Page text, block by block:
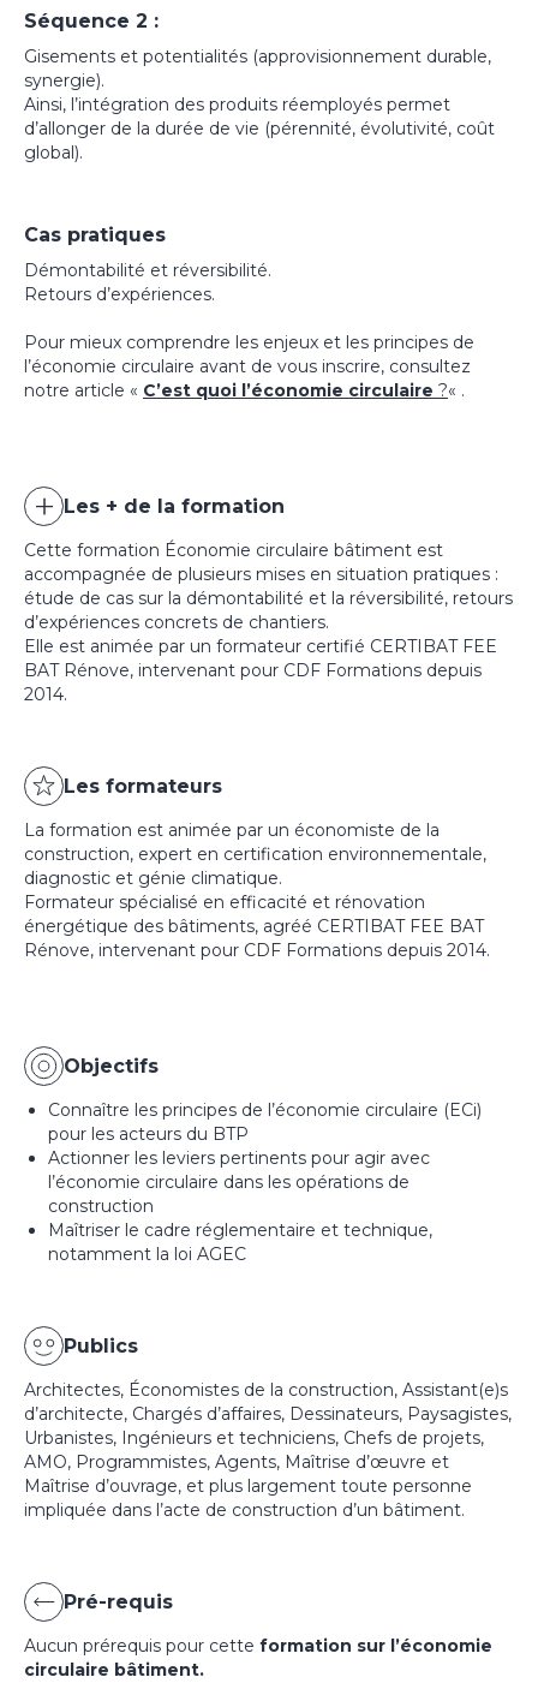
Séquence 2 :
Gisements et potentialités (approvisionnement durable,
synergie).
Ainsi, l’intégration des produits réemployés permet
d’allonger de la durée de vie (pérennité, évolutivité, coût
global).
Cas pratiques
Démontabilité et réversibilité.
Retours d’expériences.
Pour mieux comprendre les enjeux et les principes de
l’économie circulaire avant de vous inscrire, consultez
notre article « C’est quoi l’économie circulaire ?« .
Les + de la formation
Cette formation Économie circulaire bâtiment est
accompagnée de plusieurs mises en situation pratiques :
étude de cas sur la démontabilité et la réversibilité, retours
d’expériences concrets de chantiers.
Elle est animée par un formateur certifié CERTIBAT FEE
BAT Rénove, intervenant pour CDF Formations depuis
2014.
Les formateurs
La formation est animée par un économiste de la
construction, expert en certification environnementale,
diagnostic et génie climatique.
Formateur spécialisé en efficacité et rénovation
énergétique des bâtiments, agréé CERTIBAT FEE BAT
Rénove, intervenant pour CDF Formations depuis 2014.
Objectifs
Connaître les principes de l’économie circulaire (ECi)
pour les acteurs du BTP
Actionner les leviers pertinents pour agir avec
l’économie circulaire dans les opérations de
construction
Maîtriser le cadre réglementaire et technique,
notamment la loi AGEC
Publics
Architectes, Économistes de la construction, Assistant(e)s
d’architecte, Chargés d’affaires, Dessinateurs, Paysagistes,
Urbanistes, Ingénieurs et techniciens, Chefs de projets,
AMO, Programmistes, Agents, Maîtrise d’œuvre et
Maîtrise d’ouvrage, et plus largement toute personne
impliquée dans l’acte de construction d’un bâtiment.
Pré-requis
Aucun prérequis pour cette formation sur l’économie
circulaire bâtiment.